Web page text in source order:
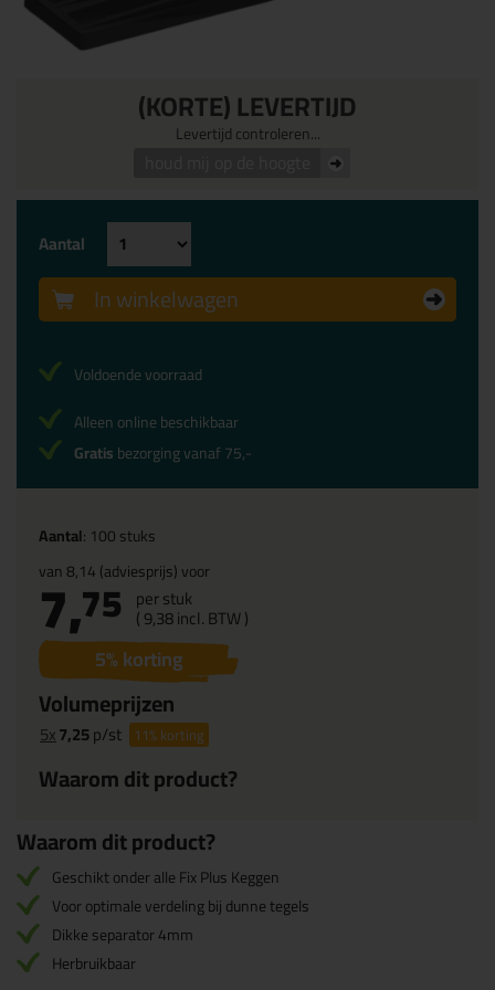
(KORTE) LEVERTIJD
Levertijd controleren...
Aantal: 100 stuks
van8,14(adviesprijs) voor
7,75 per stuk
(9,38incl. BTW )
5% korting
Volumeprijzen
5x7,25p/st 11%korting
Waarom dit product?
Aantal
In winkelwagen
Voldoende voorraad
Alleen online beschikbaar
Gratisbezorging vanaf 75,-
Waarom dit product?
Geschikt onder alle Fix Plus Keggen
Voor optimale verdeling bij dunne tegels
Dikke separator 4mm
Herbruikbaar